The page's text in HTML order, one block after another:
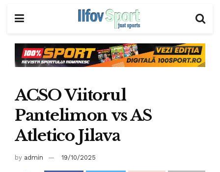
ACSO Viitorul
Pantelimon vs AS
Atletico Jilava
by admin 19/10/2025